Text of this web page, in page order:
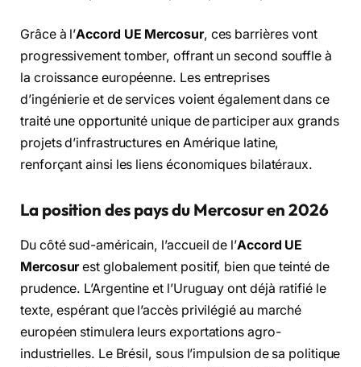
Grâce à l’Accord UE Mercosur, ces barrières vont
progressivement tomber, offrant un second souffle à
la croissance européenne. Les entreprises
d’ingénierie et de services voient également dans ce
traité une opportunité unique de participer aux grands
projets d’infrastructures en Amérique latine,
renforçant ainsi les liens économiques bilatéraux.
La position des pays du Mercosur en 2026
Du côté sud-américain, l’accueil de l’Accord UE
Mercosurest globalement positif, bien que teinté de
prudence. L’Argentine et l’Uruguay ont déjà ratifié le
texte, espérant que l’accès privilégié au marché
européen stimulera leurs exportations agro-
industrielles. Le Brésil, sous l’impulsion de sa politique